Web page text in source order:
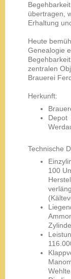
übertragen,
Erhaltung
Heute
Genealogie
zentralen
Brauerei
Herkunft:
Depot
Technische
100